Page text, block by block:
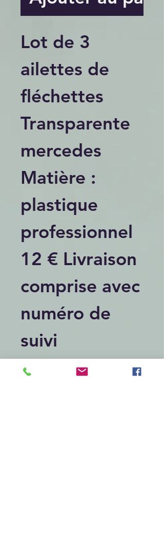
Lot de 3
ailettes de
fléchettes
Transparente
mercedes
Matière :
plastique
professionnel
12 € Livraison
comprise avec
numéro de
suivi